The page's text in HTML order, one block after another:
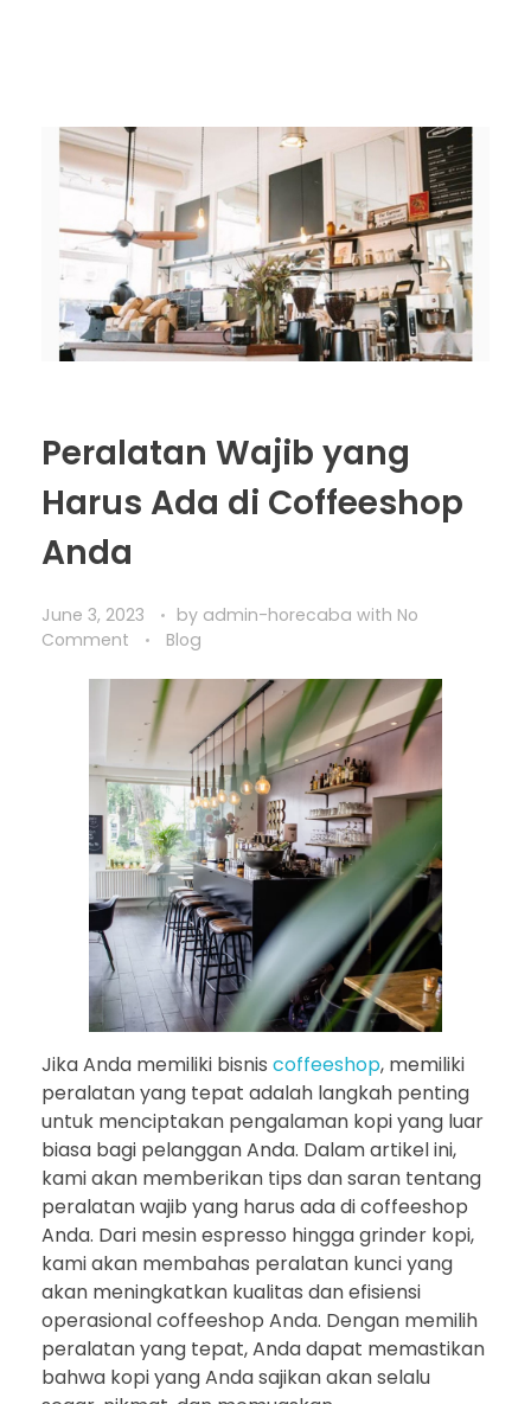
Peralatan Wajib yang
Harus Ada di Coffeeshop
Anda
June 3, 2023 by admin-horecaba with No
Comment
Blog
Jika Anda memiliki bisnis coffeeshop, memiliki
peralatan yang tepat adalah langkah penting
untuk menciptakan pengalaman kopi yang luar
biasa bagi pelanggan Anda. Dalam artikel ini,
kami akan memberikan tips dan saran tentang
peralatan wajib yang harus ada di coffeeshop
Anda. Dari mesin espresso hingga grinder kopi,
kami akan membahas peralatan kunci yang
akan meningkatkan kualitas dan efisiensi
operasional coffeeshop Anda. Dengan memilih
peralatan yang tepat, Anda dapat memastikan
bahwa kopi yang Anda sajikan akan selalu